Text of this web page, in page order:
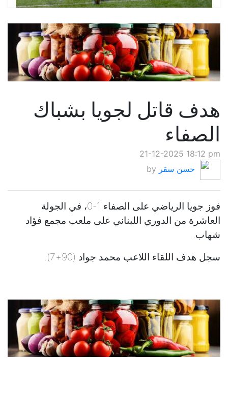
هدف قاتل لجويا بشباك
الصفاء
21-12-2025 18:12 pm
by حسن سقر
فوز جويا الرياضي على الصفاء 1-0، في الجولة
العاشرة من الدوري اللبناني على ملعب مجمع فؤاد
شهاب.
سجل هدف اللقاء اللاعب محمد جواد (90+7).